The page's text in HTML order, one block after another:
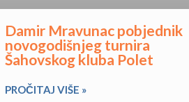
Damir Mravunac pobjednik
novogodišnjeg turnira
Šahovskog kluba Polet
PROČITAJ VIŠE »